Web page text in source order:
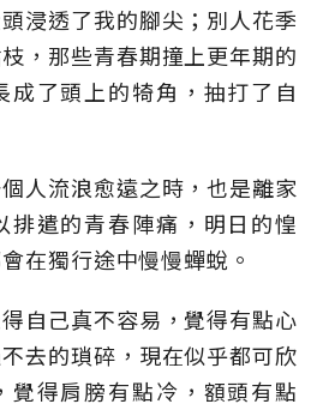
浸透了我的腳尖；別人花季
，那些青春期撞上更年期的
成了頭上的犄角，抽打了自
人流浪愈遠之時，也是離家
排遣的青春陣痛，明日的惶
在獨行途中慢慢蟬蛻。
自己真不容易，覺得有點心
去的瑣碎，現在似乎都可欣
覺得肩膀有點冷，額頭有點